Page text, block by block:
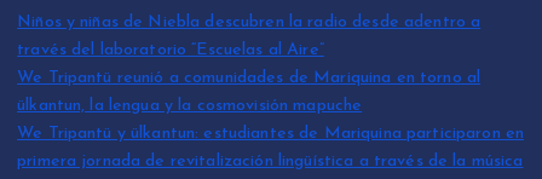
Niños y niñas de Niebla descubren la radio desde adentro a
través del laboratorio “Escuelas al Aire”
We Tripantü reunió a comunidades de Mariquina en torno al
ülkantun, la lengua y la cosmovisión mapuche
We Tripantü y ülkantun: estudiantes de Mariquina participaron en
primera jornada de revitalización lingüística a través de la música